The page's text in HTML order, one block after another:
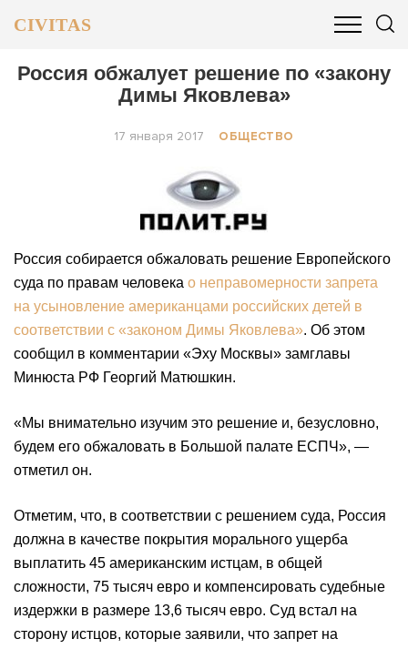
CIVITAS
ОБЩЕСТВО БИЗНЕС И ФИНАНСЫ
Россия обжалует решение по «закону
Димы Яковлева»
17 января 2017 ОБЩЕСТВО
Россия собирается обжаловать решение Европейского
суда по правам человека о неправомерности запрета
на усыновление американцами российских детей в
соответствии с «законом Димы Яковлева». Об этом
сообщил в комментарии «Эху Москвы» замглавы
Минюста РФ Георгий Матюшкин.
«Мы внимательно изучим это решение и, безусловно,
будем его обжаловать в Большой палате ЕСПЧ», —
отметил он.
Отметим, что, в соответствии с решением суда, Россия
должна в качестве покрытия морального ущерба
выплатить 45 американским истцам, в общей
сложности, 75 тысяч евро и компенсировать судебные
издержки в размере 13,6 тысяч евро. Суд встал на
сторону истцов, которые заявили, что запрет на